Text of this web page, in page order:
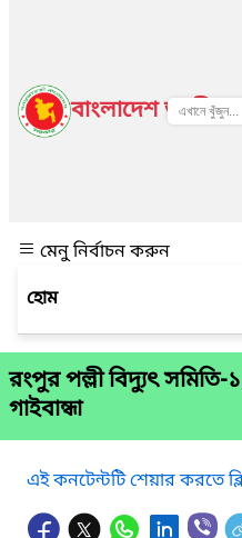
বাংলাদেশ জাতীয়
মেনু নির্বাচন করুন
রংপুর পল্লী বিদ্যুৎ সমিতি-
গাইবান্ধা
এই কনটেন্টটি শেয়ার করতে